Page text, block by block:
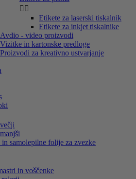
 
Etikete za laserski tiskalnik
Etikete za inkjet tiskalnike
Avdio - video proizvodi
Vizitke in kartonske predloge
Proizvodi za kreativno ustvarjanje
samolepilne folije za zvezke
in voščenke